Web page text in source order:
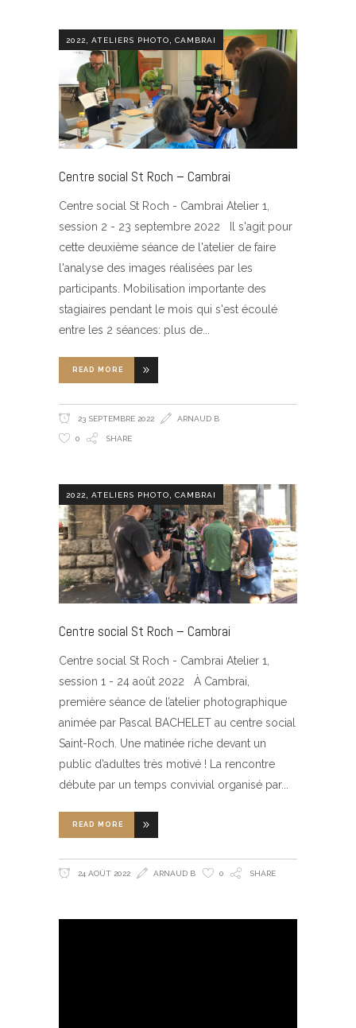
2022 ATELIERS PHOTO CAMBRAI
Centre social St Roch – Cambrai
Centre social St Roch - Cambrai Atelier 1,
session 2 - 23 septembre 2022 Il s'agit pour
cette deuxième séance de l'atelier de faire
l'analyse des images réalisées par les
participants. Mobilisation importante des
stagiaires pendant le mois qui s'est écoulé
entre les 2 séances: plus de
READ MORE
23 SEPTEMBRE 2022 ARNAUD B
0 SHARE
2022 ATELIERS PHOTO CAMBRAI
Centre social St Roch – Cambrai
Centre social St Roch - Cambrai Atelier 1,
session 1 - 24 août 2022 À Cambrai,
première séance de l’atelier photographique
animée par Pascal BACHELET au centre social
Saint-Roch. Une matinée riche devant un
public d’adultes très motivé ! La rencontre
débute par un temps convivial organisé par
READ MORE
24 AOÛT 2022 ARNAUD B 0 SHARE